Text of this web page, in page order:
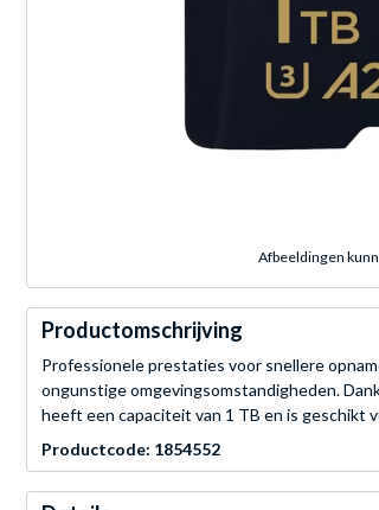
Afbeeldingen
Productomschrijving
Professionele prestaties voor snellere
ongunstige omgevingsomstandigheden.
heeft een capaciteit van 1 TB en is geschikt
Productcode: 1854552